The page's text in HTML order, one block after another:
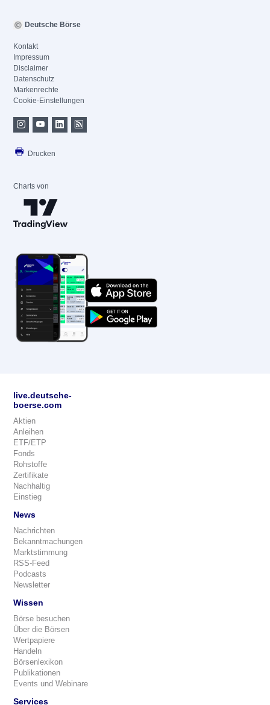
Deutsche Börse
Kontakt
Impressum
Disclaimer
Datenschutz
Markenrechte
Cookie-Einstellungen
Drucken
Charts von
live.deutsche-
boerse.com
Aktien
Anleihen
ETF/ETP
Fonds
Rohstoffe
Zertifikate
Nachhaltig
Einstieg
News
Nachrichten
Bekanntmachungen
Marktstimmung
RSS-Feed
Podcasts
Newsletter
Wissen
Börse besuchen
Über die Börsen
Wertpapiere
Handeln
Börsenlexikon
Publikationen
Events und Webinare
Services